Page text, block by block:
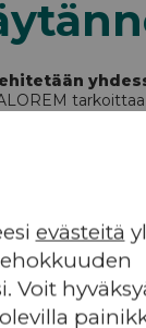
ja uusien
on
ollut tuulivoiman
evästeitä
Voit